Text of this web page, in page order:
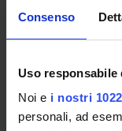
Consenso
Uso responsabile
Noi e i nostri
personali, ad
Biochimica e
Biochemistry &
Proteomica